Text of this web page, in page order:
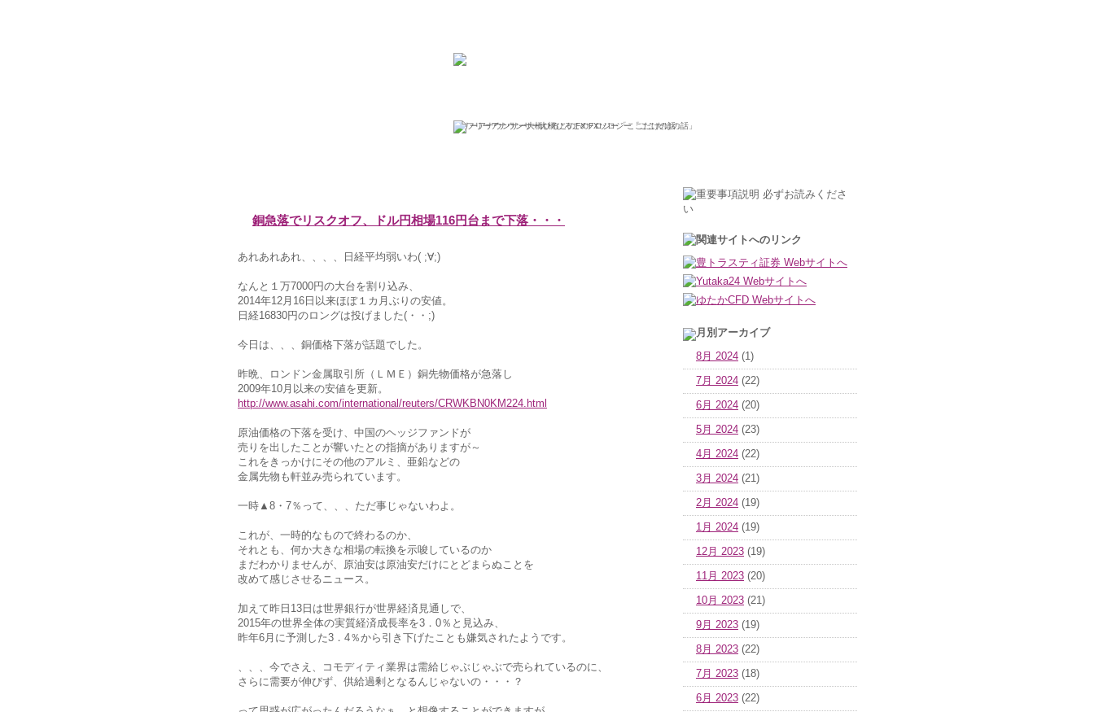
ひろこの“ボラタイル”な日々
フリーアナウンサー大橋ひろこのFXソロジー「ここだけの話」
銅急落でリスクオフ、ドル円相場116円台まで下落・・・
あれあれあれ、、、、日経平均弱いわ( ;∀;)
なんと１万7000円の大台を割り込み、
2014年12月16日以来ほぼ１カ月ぶりの安値。
日経16830円のロングは投げました(・・;)
今日は、、、銅価格下落が話題でした。
昨晩、ロンドン金属取引所（ＬＭＥ）銅先物価格が急落し
2009年10月以来の安値を更新。
http://www.asahi.com/international/reuters/CRWKBN0KM224.html
原油価格の下落を受け、中国のヘッジファンドが
売りを出したことが響いたとの指摘がありますが～
これをきっかけにその他のアルミ、亜鉛などの
金属先物も軒並み売られています。
一時▲8・7％って、、、ただ事じゃないわよ。
これが、一時的なもので終わるのか、
それとも、何か大きな相場の転換を示唆しているのか
まだわかりませんが、原油安は原油安だけにとどまらぬことを
改めて感じさせるニュース。
加えて昨日13日は世界銀行が世界経済見通しで、
2015年の世界全体の実質経済成長率を3．0％と見込み、
昨年6月に予測した3．4％から引き下げたことも嫌気されたようです。
、、、今でさえ、コモディティ業界は需給じゃぶじゃぶで売られているのに、
さらに需要が伸びず、供給過剰となるんじゃないの・・・？
8月 2024 (1)
7月 2024 (22)
6月 2024 (20)
5月 2024 (23)
4月 2024 (22)
3月 2024 (21)
2月 2024 (19)
1月 2024 (19)
12月 2023 (19)
11月 2023 (20)
10月 2023 (21)
9月 2023 (19)
8月 2023 (22)
7月 2023 (18)
6月 2023 (22)